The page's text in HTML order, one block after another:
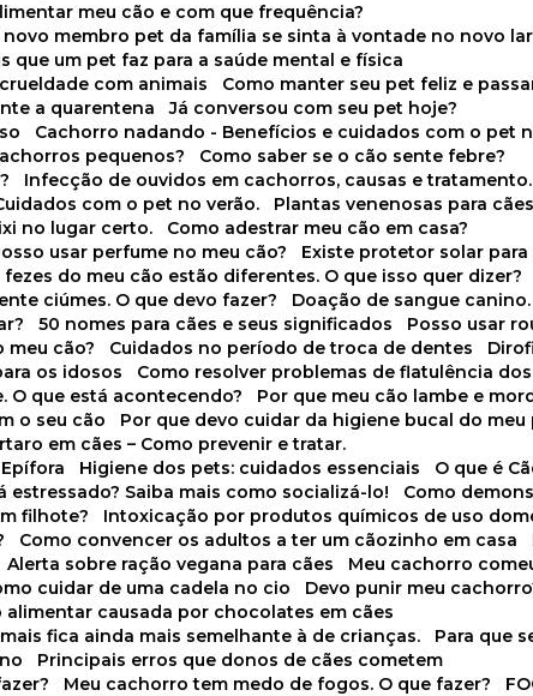
meu cão e com que frequência?
membro pet da família se sinta à vontade no novo
que um pet faz para a saúde mental e física
com animais
Como manter seu pet feliz e
a quarentena
Já conversou com seu pet hoje?
Cachorro nadando - Benefícios e cuidados com o pet
pequenos?
Como saber se o cão sente febre?
Infecção de ouvidos em cachorros, causas e tratamento.
Cuidados com o pet no verão.
Plantas venenosas para
no lugar certo.
Como adestrar meu cão em casa?
Posso usar perfume no meu cão?
Existe protetor solar para
fezes do meu cão estão diferentes. O que isso quer dizer?
ciúmes. O que devo fazer?
Doação de sangue
50 nomes para cães e seus significados
Posso usar
meu cão?
Cuidados no período de troca de dentes
os idosos
Como resolver problemas de flatulência
O que está acontecendo?
Por que meu cão lambe e
o seu cão
Por que devo cuidar da higiene bucal do meu
em cães – Como prevenir e tratar.
Higiene dos pets: cuidados essenciais
O que é
estressado? Saiba mais como socializá-lo!
Como
filhote?
Intoxicação por produtos químicos de uso
Como convencer os adultos a ter um cãozinho em casa
Alerta sobre ração vegana para cães
Meu cachorro
cuidar de uma cadela no cio
Devo punir meu
alimentar causada por chocolates em cães
fica ainda mais semelhante à de crianças.
Para que
Principais erros que donos de cães cometem
Meu cachorro tem medo de fogos. O que fazer?